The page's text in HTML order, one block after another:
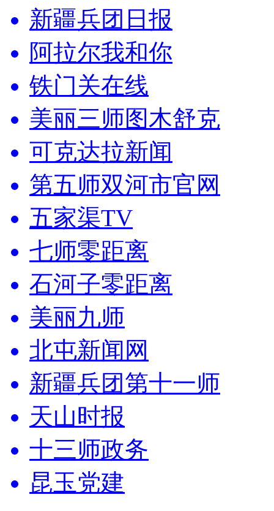
新疆兵团日报
阿拉尔我和你
铁门关在线
美丽三师图木舒克
可克达拉新闻
第五师双河市官网
五家渠TV
七师零距离
石河子零距离
美丽九师
北屯新闻网
新疆兵团第十一师
天山时报
十三师政务
昆玉党建